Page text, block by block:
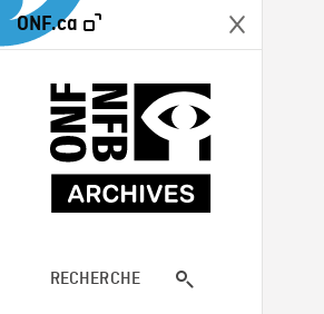
ONF.ca
RECHERCHE